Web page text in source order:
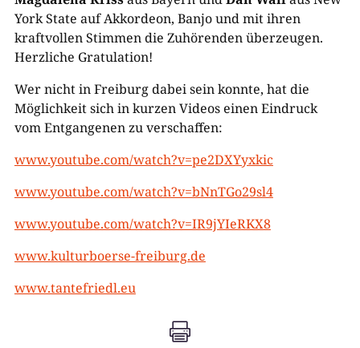
York State auf Akkordeon, Banjo und mit ihren
kraftvollen Stimmen die Zuhörenden überzeugen.
Herzliche Gratulation!
Wer nicht in Freiburg dabei sein konnte, hat die
Möglichkeit sich in kurzen Videos einen Eindruck
vom Entgangenen zu verschaffen:
www.youtube.com/watch?v=pe2DXYyxkic
www.youtube.com/watch?v=bNnTGo29sl4
www.youtube.com/watch?v=IR9jYIeRKX8
www.kulturboerse-freiburg.de
www.tantefriedl.eu
